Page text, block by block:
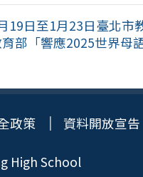
19日至1月23日臺北市
部「響應2025世界母
政策 資料開放宣告
High School